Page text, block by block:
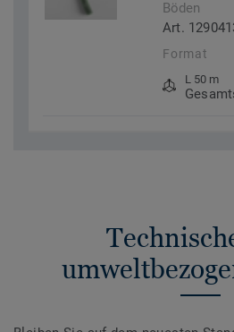
Böden
Art.
Format
L 50 m